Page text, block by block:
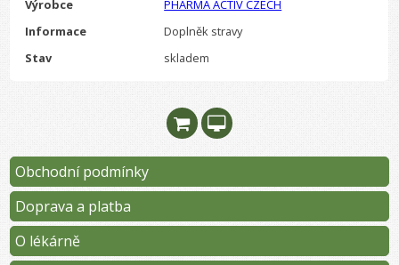
Výrobce
PHARMA ACTIV CZECH
Informace
Doplněk stravy
Stav
skladem
Obchodní podmínky
Doprava a platba
O lékárně